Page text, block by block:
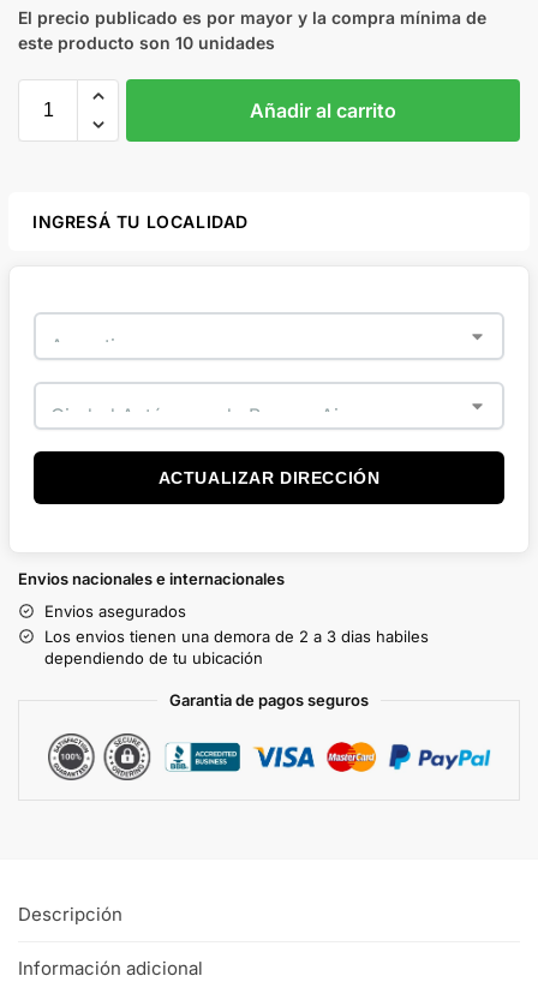
El precio publicado es por mayor y la compra mínima de
este producto son 10 unidades
Añadir al carrito
INGRESÁ TU LOCALIDAD
ACTUALIZAR DIRECCIÓN
Envios nacionales e internacionales
Envios asegurados
Los envios tienen una demora de 2 a 3 dias habiles
dependiendo de tu ubicación
Garantia de pagos seguros
Descripción
Información adicional